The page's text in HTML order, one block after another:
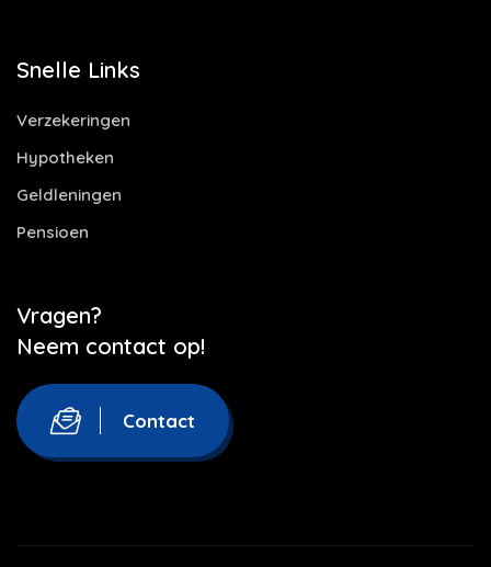
Snelle Links
Verzekeringen
Hypotheken
Geldleningen
Pensioen
Vragen?
Neem contact op!
Contact